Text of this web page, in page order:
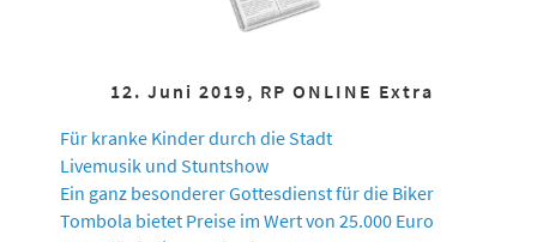
12. Juni 2019, RP ONLINE Extra
Für kranke Kinder durch die Stadt
Livemusik und Stuntshow
Ein ganz besonderer Gottesdienst für die Biker
Tombola bietet Preise im Wert von 25.000 Euro